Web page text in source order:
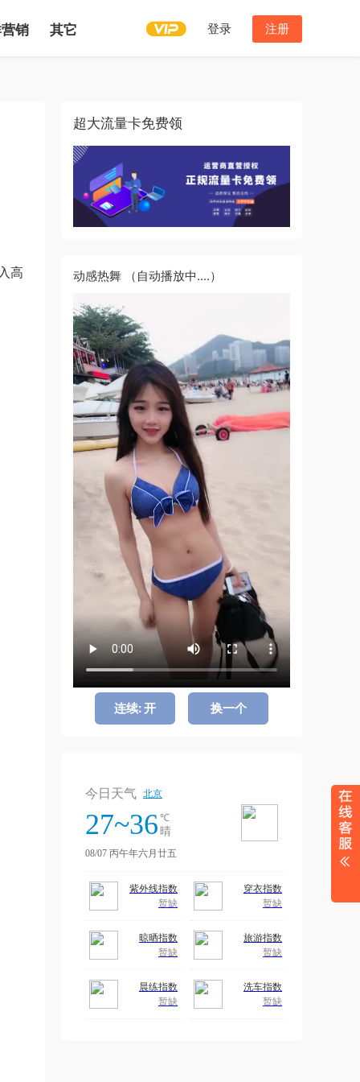
销 其它 登录 注册
高
超大流量卡免费领
动感热舞 （自动播放中....）
连续: 开 换一个